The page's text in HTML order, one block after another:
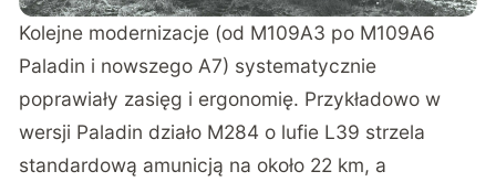
Kolejne modernizacje (od M109A3 po M109A6
Paladin i nowszego A7) systematycznie
poprawiały zasięg i ergonomię. Przykładowo w
wersji Paladin działo M284 o lufie L39 strzela
standardową amunicją na około 22 km, a